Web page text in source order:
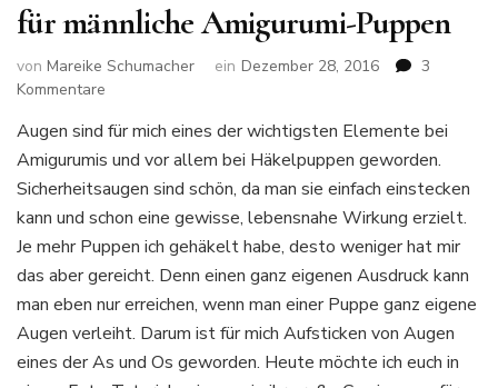
für männliche Amigurumi-Puppen
von Mareike Schumacher ein Dezember 28, 2016
3
Kommentare
Tutorial:
Große
Comicaugen
für
männliche
Amigurumi-
Puppen
Augen sind für mich eines der wichtigsten Elemente bei
Amigurumis und vor allem bei Häkelpuppen geworden.
Sicherheitsaugen sind schön, da man sie einfach einstecken
kann und schon eine gewisse, lebensnahe Wirkung erzielt.
Je mehr Puppen ich gehäkelt habe, desto weniger hat mir
das aber gereicht. Denn einen ganz eigenen Ausdruck kann
man eben nur erreichen, wenn man einer Puppe ganz eigene
Augen verleiht. Darum ist für mich Aufsticken von Augen
eines der As und Os geworden. Heute möchte ich euch in